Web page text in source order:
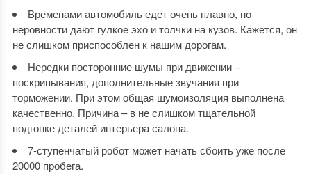
Временами автомобиль едет очень плавно, но
неровности дают гулкое эхо и толчки на кузов. Кажется, он
не слишком приспособлен к нашим дорогам.
Нередки посторонние шумы при движении –
поскрипывания, дополнительные звучания при
торможении. При этом общая шумоизоляция выполнена
качественно. Причина – в не слишком тщательной
подгонке деталей интерьера салона.
7-ступенчатый робот может начать сбоить уже после
20000 пробега.